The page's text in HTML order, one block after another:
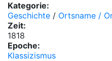
Kategorie:
Geschichte / Ortsname /
Zeit:
1818
Epoche:
Klassizismus